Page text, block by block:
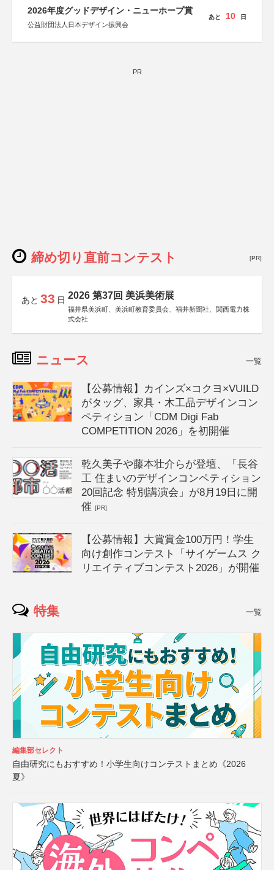
しん生命保険株式会社
2026年度グッドデザイン・ニューホープ賞
公益財団法人日本デザイン振興会
あと 10 日
PR
締め切り直前コンテスト [PR]
あと 33 日 2026 第37回 美浜美術展
福井県美浜町、美浜町教育委員会、福井新聞社、関西電力株
式会社
ニュース 一覧
【公募情報】カインズ×コクヨ×VUILD
がタッグ、家具・木工品デザインコン
ペティション「CDM Digi Fab
COMPETITION 2026」を初開催
乾久美子や藤本壮介らが登壇、「長谷
工 住まいのデザインコンペティション
20回記念 特別講演会」が8月19日に開
催[PR]
【公募情報】大賞賞金100万円！学生
向け創作コンテスト「サイゲームス ク
リエイティブコンテスト2026」が開催
特集 一覧
編集部セレクト
自由研究にもおすすめ！小学生向けコンテストまとめ《2026
夏》